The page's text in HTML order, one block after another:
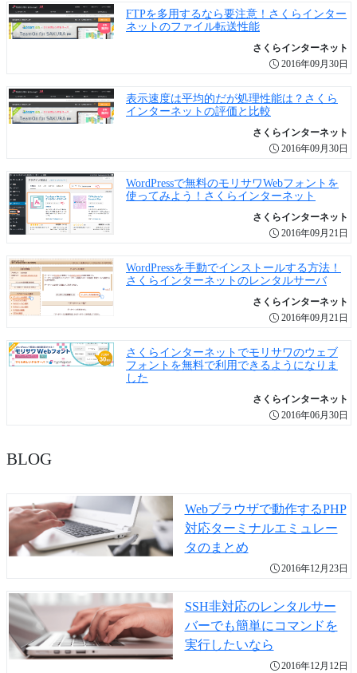
FTPを多用するなら要注意！さくらインター
ネットのファイル転送性能
さくらインターネット
2016年09月30日
表示速度は平均的だが処理性能は？さくら
インターネットの評価と比較
さくらインターネット
2016年09月30日
WordPressで無料のモリサワWebフォントを
使ってみよう！さくらインターネット
さくらインターネット
2016年09月21日
WordPressを手動でインストールする方法！
さくらインターネットのレンタルサーバ
さくらインターネット
2016年09月21日
さくらインターネットでモリサワのウェブ
フォントを無料で利用できるようになりま
した
さくらインターネット
2016年06月30日
BLOG
Webブラウザで動作するPHP
対応ターミナルエミュレー
タのまとめ
2016年12月23日
SSH非対応のレンタルサー
バーでも簡単にコマンドを
実行したいなら
2016年12月12日